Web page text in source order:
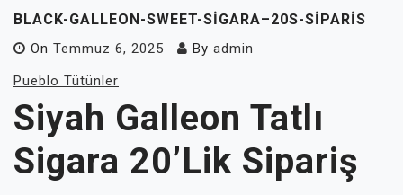
BLACK-GALLEON-SWEET-SIGARA–20S-SIPARIS
On Temmuz 6, 2025 By admin
Pueblo Tütünler
Siyah Galleon Tatlı
Sigara 20’lik Sipariş